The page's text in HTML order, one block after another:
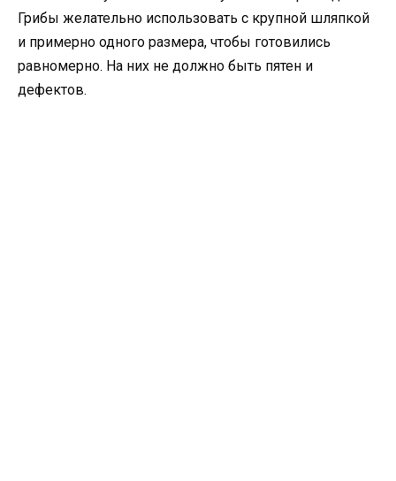
Грибы желательно использовать с крупной шляпкой
и примерно одного размера, чтобы готовились
равномерно. На них не должно быть пятен и
дефектов.